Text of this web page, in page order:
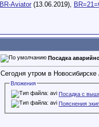
BR-Aviator (13.06.2019),
Посадка
Сегодня утром в
Вложения
Посадка с
Пояснения